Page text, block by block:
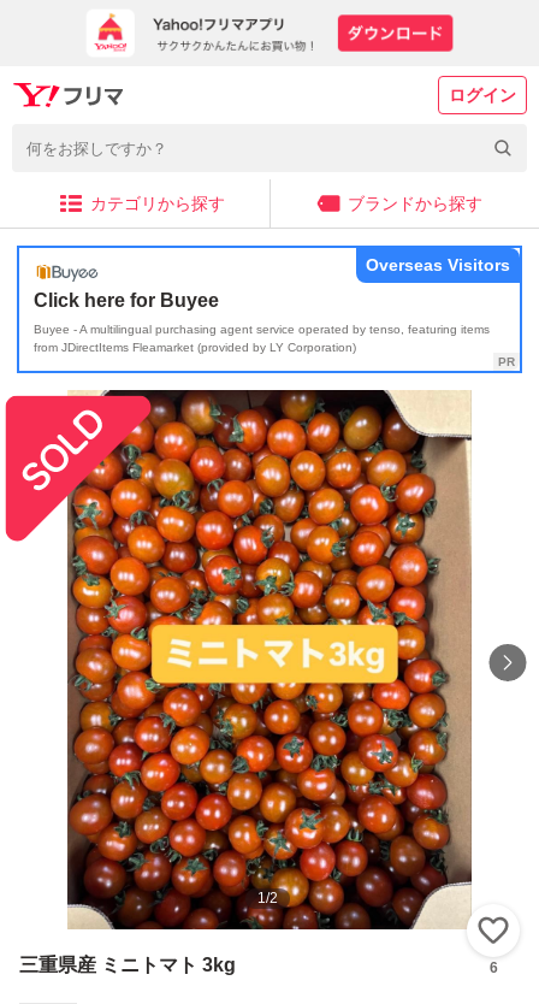
ログイン
カテゴリから探す ブランドから探す
Click here for Buyee
Buyee - A multilingual purchasing agent service operated by tenso, featuring items
from JDirectItems Fleamarket (provided by LY Corporation)
Overseas Visitors
1/2
三重県産 ミニトマト 3kg 6